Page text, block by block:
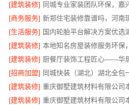
[建筑装修]
[商务服务]
[生活服务]
[建筑装修]
[建筑装修] 厨餐厅装饰工程匠心——华
[招商加盟] 同城快装（湖北）湖北全包
[建筑装修]
[建筑装修] 重庆御墅建筑材料有限公司